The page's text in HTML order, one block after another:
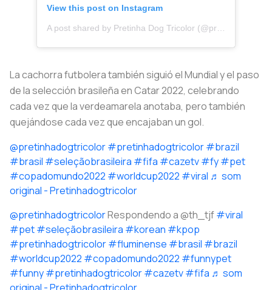
View this post on Instagram
La cachorra futbolera también siguió el Mundial y el paso
de la selección brasileña en Catar 2022, celebrando
cada vez que laverdeamarelaanotaba, pero también
quejándose cada vez que encajaban un gol.
@pretinhadogtricolor#pretinhadogtricolor#brazil
#brasil #seleçãobrasileira #fifa #cazetv#fy#pet
#copadomundo2022 #worldcup2022 #viral ♬ som
original - Pretinhadogtricolor
@pretinhadogtricolorRespondendo a @th_tjf#viral
#pet#seleçãobrasileira #korean #kpop
#pretinhadogtricolor#fluminense #brasil #brazil
#worldcup2022 #copadomundo2022 #funnypet
#funny#pretinhadogtricolor#cazetv#fifa ♬ som
original - Pretinhadogtricolor